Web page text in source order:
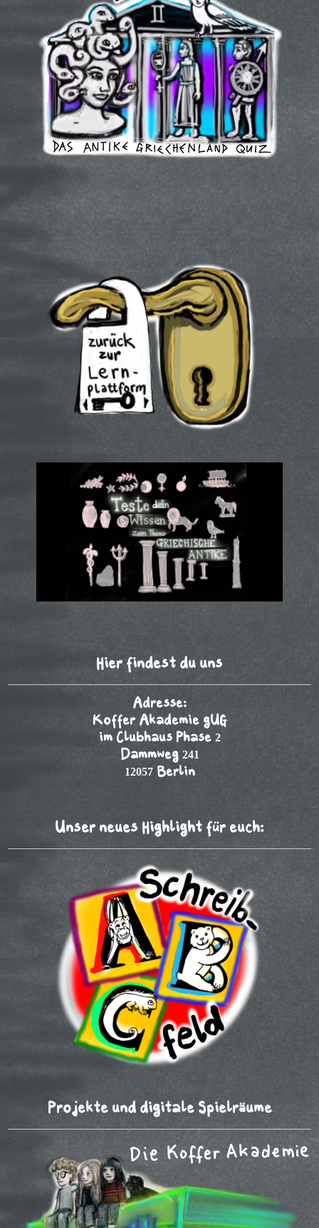
Hier findest du uns
Adresse:
Koffer Akademie gUG
im Clubhaus Phase 2
Dammweg 241
12057 Berlin
Unser neues Highlight für euch:
Projekte und digitale Spielräume